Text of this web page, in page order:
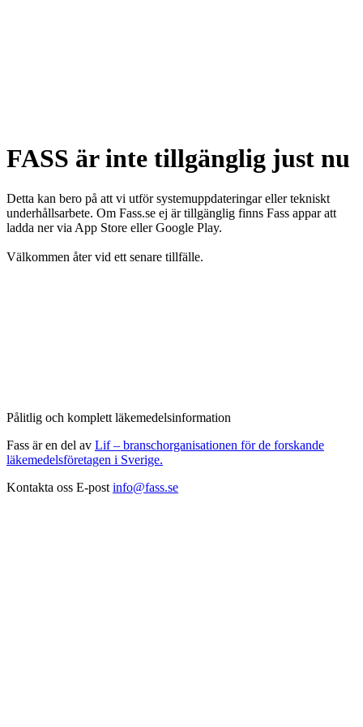
FASS är inte tillgänglig just nu
Detta kan bero på att vi utför systemuppdateringar eller tekniskt
underhållsarbete. Om Fass.se ej är tillgänglig finns Fass appar att
ladda ner via App Store eller Google Play.
Välkommen åter vid ett senare tillfälle.
Pålitlig och komplett läkemedelsinformation
Fass är en del av Lif – branschorganisationen för de forskande
läkemedelsföretagen i Sverige.
Kontakta oss E-post info@fass.se